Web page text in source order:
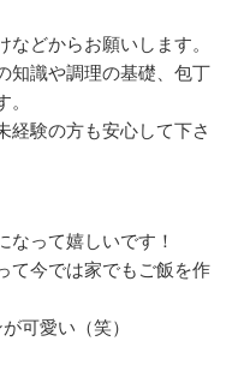
どからお願いします。
知識や調理の基礎、包丁
経験の方も安心して下さ
なって嬉しいです！
て今では家でもご飯を作
可愛い（笑）